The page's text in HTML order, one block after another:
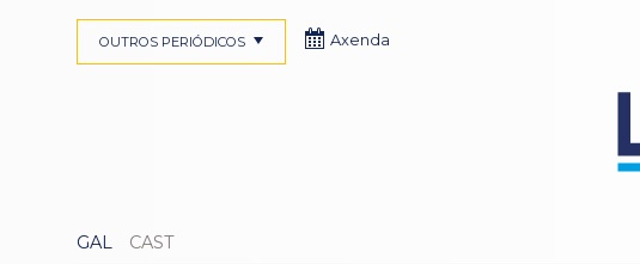
GAL CAST
OUTROS PERIÓDICOS Axenda